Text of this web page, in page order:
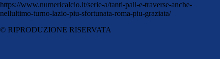
https://www.numericalcio.it/serie-a/tanti-pali-e-traverse-anche-
nellultimo-turno-lazio-piu-sfortunata-roma-piu-graziata/
© RIPRODUZIONE RISERVATA